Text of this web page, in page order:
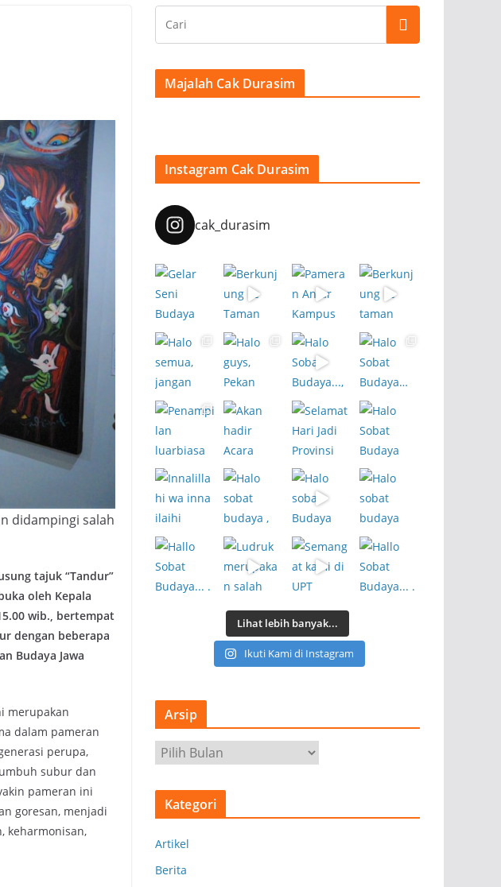
didampingi salah
tajuk “Tandur”
oleh Kepala
wib., bertempat
dengan beberapa
Budaya Jawa
merupakan
dalam pameran
perupa,
subur dan
pameran ini
goresan, menjadi
keharmonisan,
Majalah Cak Durasim
Instagram Cak Durasim
cak_durasim
Lihat lebih banyak...
Ikuti Kami di Instagram
Arsip
r
s
Kategori
Artikel
Berita